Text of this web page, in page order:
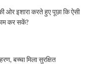
ओर इशारा करते हुए पूछा कि ऐसी
कर सकें?
बच्चा मिला सुरक्षित